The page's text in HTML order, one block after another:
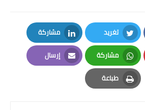
تغريد
Twitter
مشاركة
LinkedIn
مشاركة
Whatsapp
إرسال
Email
طباعة
Print